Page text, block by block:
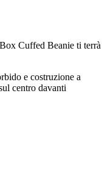
Cuffed Beanie ti terrà
e costruzione a
centro davanti